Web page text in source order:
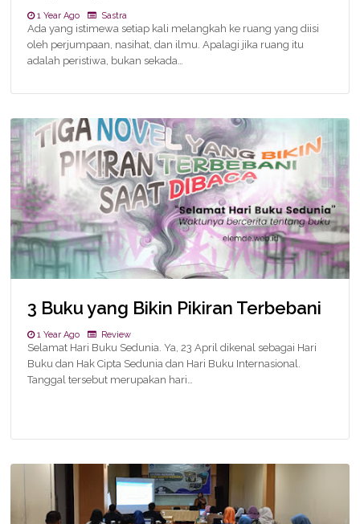
1 Year Ago Sastra
Ada yang istimewa setiap kali melangkah ke ruang yang diisi
oleh perjumpaan, nasihat, dan ilmu. Apalagi jika ruang itu
adalah peristiwa, bukan sekada…
3 Buku yang Bikin Pikiran Terbebani
1 Year Ago Review
Selamat Hari Buku Sedunia. Ya, 23 April dikenal sebagai Hari
Buku dan Hak Cipta Sedunia dan Hari Buku Internasional.
Tanggal tersebut merupakan hari…